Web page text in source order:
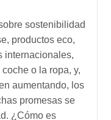
sostenibilidad
productos eco,
internacionales,
o la ropa, y,
aumentando, los
promesas se
¿Cómo es